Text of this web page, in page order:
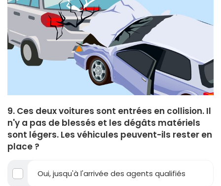
9. Ces deux voitures sont entrées en collision. Il
n'y a pas de blessés et les dégâts matériels
sont légers. Les véhicules peuvent-ils rester en
place ?
Oui, jusqu'à l'arrivée des agents qualifiés